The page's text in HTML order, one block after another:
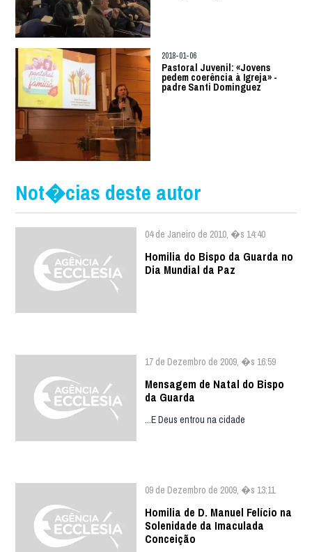
2018-01-06
Pastoral Juvenil: «Jovens
pedem coerência à Igreja» -
padre Santi Dominguez
Not�cias deste autor
04 de Janeiro de 2010, �s 14:40
Homilia do Bispo da Guarda no
Dia Mundial da Paz
17 de Dezembro de 2009, �s 16:59
Mensagem de Natal do Bispo
da Guarda
...E Deus entrou na cidade
09 de Dezembro de 2009, �s 13:11
Homilia de D. Manuel Felício na
Solenidade da Imaculada
Conceição